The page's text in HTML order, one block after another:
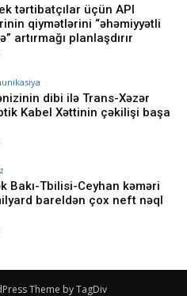
tərtibatçılar üçün API
qiymətlərini “əhəmiyyətli
artırmağı planlaşdırır
dibi ilə Trans-Xəzər
Kabel Xəttinin çəkilişi başa
Bakı-Tbilisi-Ceyhan kəməri
bareldən çox neft nəql
Theme by TagDiv